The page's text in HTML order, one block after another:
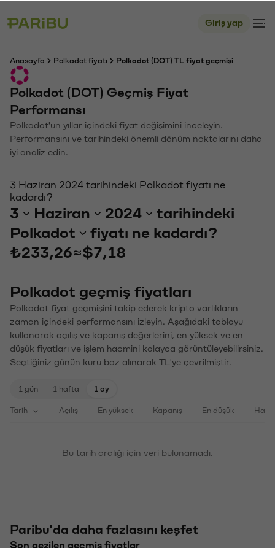
Giriş yap
Anasayfa Polkadot fiyatı Polkadot (DOT) TL fiyat geçmişi
Polkadot (DOT) Geçmiş Fiyat
Performansı
Polkadot'un yıllar içindeki fiyat değişimini inceleyin.
Performansını ve tarihindeki önemli dönüm noktalarını daha
iyi analiz edin.
3 Haziran 2024 tarihindeki Polkadot fiyatı ne
kadardı?
3 Haziran 2024
tarihindeki
Polkadot
fiyatı ne kadardı?
₺233,26≈$7,18
Polkadot geçmiş fiyatları
Polkadot fiyat geçmişini takip ederek kripto varlıkların
zaman içindeki performansını izleyin. Aşağıdaki tabloyu
kullanarak açılış ve kapanış değerlerini, en yüksek ve en
düşük fiyatları ve işlem hacmini kolayca görüntüleyebilirsiniz.
Seçtiğiniz günün kuru baz alınarak TL'ye çevrilmiştir.
1 gün 1 hafta 1 ay
Tarih Açılış En yüksek Kapanış En düşük
Bu tarih aralığı için veri bulunamadı.
Paribu'da daha fazlasını keşfet
Son gezilen geçmiş fiyatlar